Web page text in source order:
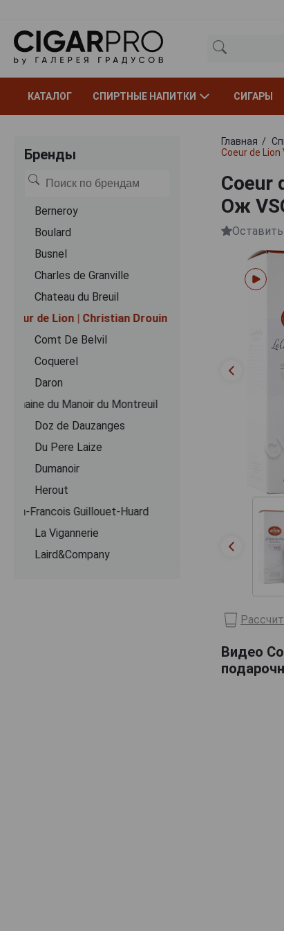
КАТАЛОГ СПИРТНЫЕ НАПИТКИ СИГАРЫ
Бренды
Berneroy
Boulard
Busnel
Charles de Granville
Chateau du Breuil
Coeur de Lion | Christian Drouin
Comt De Belvil
Coquerel
Daron
Domaine du Manoir du Montreuil
Doz de Dauzanges
Du Pere Laize
Dumanoir
Herout
Jean-Francois Guillouet-Huard
La Vigannerie
Laird&Company
Главная
Coeur de
Coeur
Ож
Видео